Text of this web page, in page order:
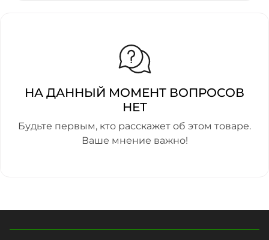
НА ДАННЫЙ МОМЕНТ ВОПРОСОВ
НЕТ
Будьте первым, кто расскажет об этом товаре.
Ваше мнение важно!